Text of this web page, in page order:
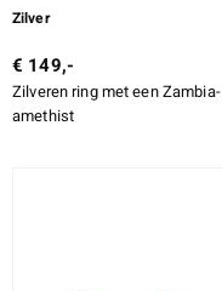
Zilver
€ 149,-
Zilveren ring met een Zambia-
amethist